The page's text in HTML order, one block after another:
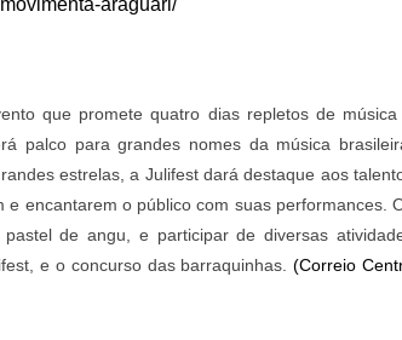
que promete quatro dias repletos de música
palco para grandes nomes da música
estrelas, a Julifest dará destaque aos
encantarem o público com suas performances.
de angu, e participar de diversas
e o concurso das barraquinhas.(Correio